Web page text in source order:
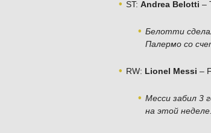
ST: Andrea Belotti –
Белотти
Палермо со
RW: Lionel Messi –
Месси забил 3
на этой неделе.